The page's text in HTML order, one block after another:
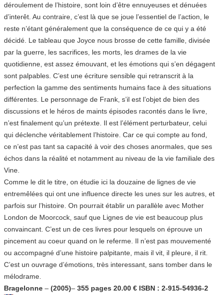
déroulement de l’histoire, sont loin d’être ennuyeuses et dénuées
d’interêt. Au contraire, c’est là que se joue l’essentiel de l’action, le
reste n’étant généralement que la conséquence de ce qui y a été
décidé. Le tableau que Joyce nous brosse de cette famille, divisée
par la guerre, les sacrifices, les morts, les drames de la vie
quotidienne, est assez émouvant, et les émotions qui s’en dégagent
sont palpables. C’est une écriture sensible qui retranscrit à la
perfection la gamme des sentiments humains face à des situations
différentes. Le personnage de Frank, s’il est l’objet de bien des
discussions et le héros de maints épisodes racontés dans le livre,
n’est finalement qu’un prétexte. Il est l’élément perturbateur, celui
qui déclenche véritablement l’histoire. Car ce qui compte au fond,
ce n’est pas tant sa capacité à voir des choses anormales, que ses
échos dans la réalité et notamment au niveau de la vie familiale des
Vine.
Comme le dit le titre, on étudie ici la douzaine de lignes de vie
entremêlées qui ont une influence directe les unes sur les autres, et
parfois sur l’histoire. On pourrait établir un parallèle avec Mother
London de Moorcock, sauf que Lignes de vie est beaucoup plus
convaincant. C’est un de ces livres pour lesquels on éprouve un
pincement au coeur quand on le referme. Il n’est pas mouvementé
ou accompagné d’une histoire palpitante, mais il vit, il pleure, il rit.
C’est un ouvrage d’émotions, très interessant, sans tomber dans le
mélodrame.
Bragelonne – (2005)– 355 pages 20.00 € ISBN : 2-915-54936-2